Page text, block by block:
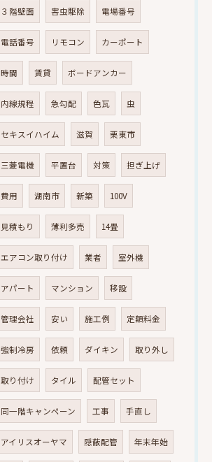
３階壁面 害虫駆除 電場番号
電話番号 リモコン カーポート
時間 賃貸 ボードアンカー
内線規程 急勾配 色瓦 虫
セキスイハイム 滋賀 栗東市
三菱電機 平置台 対策 担ぎ上げ
費用 湖南市 新築 100V
見積もり 薄利多売 14畳
エアコン取り付け 業者 室外機
アパート マンション 移設
管理会社 安い 施工例 定額料金
強制冷房 依頼 ダイキン 取り外し
取り付け タイル 配管セット
同一階キャンペーン 工事 手直し
アイリスオーヤマ 隠蔽配管 年末年始